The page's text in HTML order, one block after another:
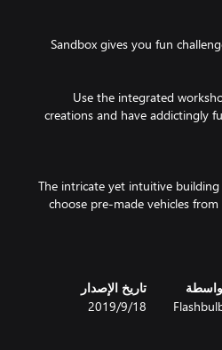
Sandbox gives you fun
Use the integrated
creations and have addictingly
The intricate yet intuitive
choose pre-made vehicles
using hundreds of
Customize your character
تاريخ الإصدار
18‏/9‏/2019